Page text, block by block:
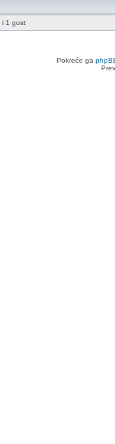
i 1 gost
Pokreće ga